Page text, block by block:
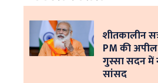
शीतकालीन
PM की
गुस्सा सदन में
सांसद